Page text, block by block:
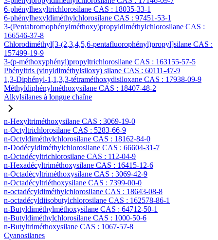
6-phénylhexyltrichlorosilane CAS : 18035-33-1
6-phénylhexyldiméthylchlorosilane CAS : 97451-53-1
3-(Pentabromophénylméthoxy)propyldiméthylchlorosilane CAS :
166546-37-8
Chlorodiméthyl[3-(2,3,4,5,6-pentafluorophényl)propyl]silane CAS :
157499-19-9
3-(p-méthoxyphényl)propyltrichlorosilane CAS : 163155-57-5
Phényltris (vinyldiméthylsiloxy) silane CAS : 60111-47-9
1,3-Diphényl-1,1,3,3-tétraméthoxydisiloxane CAS : 17938-09-9
Méthyldiphénylméthoxysilane CAS : 18407-48-2
Alkylsilanes à longue chaîne
n-Hexyltriméthoxysilane CAS : 3069-19-0
n-Octyltrichlorosilane CAS : 5283-66-9
n-Octyldiméthylchlorosilane CAS : 18162-84-0
n-Dodécyldiméthylchlorosilane CAS : 66604-31-7
n-Octadécyltrichlorosilane CAS : 112-04-9
n-Hexadécyltriméthoxysilane CAS : 16415-12-6
n-Octadécyltriméthoxysilane CAS : 3069-42-9
n-Octadécyltriéthoxysilane CAS : 7399-00-0
n-octadécyldiméthylchlorosilane CAS : 18643-08-8
n-octadécyldiisobutylchlorosilane CAS : 162578-86-1
n-Butyldiméthylméthoxysilane CAS : 64712-50-1
n-Butyldiméthylchlorosilane CAS : 1000-50-6
n-Butyltriméthoxysilane CAS : 1067-57-8
Cyanosilanes